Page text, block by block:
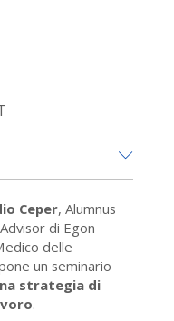
Ceper, Alumnus
di Egon
delle
un seminario
strategia di
.